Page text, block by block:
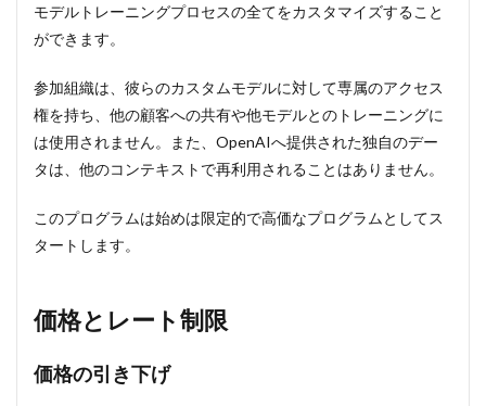
モデルトレーニングプロセスの全てをカスタマイズすること
ができます。
参加組織は、彼らのカスタムモデルに対して専属のアクセス
権を持ち、他の顧客への共有や他モデルとのトレーニングに
は使用されません。また、OpenAIへ提供された独自のデー
タは、他のコンテキストで再利用されることはありません。
このプログラムは始めは限定的で高価なプログラムとしてス
タートします。
価格とレート制限
価格の引き下げ